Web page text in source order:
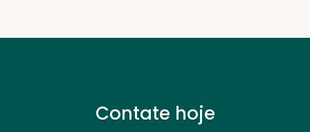
Contate hoje